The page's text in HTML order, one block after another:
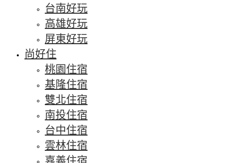
台南好玩
高雄好玩
屏東好玩
尚好住
桃園住宿
基隆住宿
雙北住宿
南投住宿
台中住宿
雲林住宿